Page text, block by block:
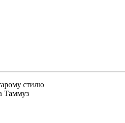
стилю
Таммуз